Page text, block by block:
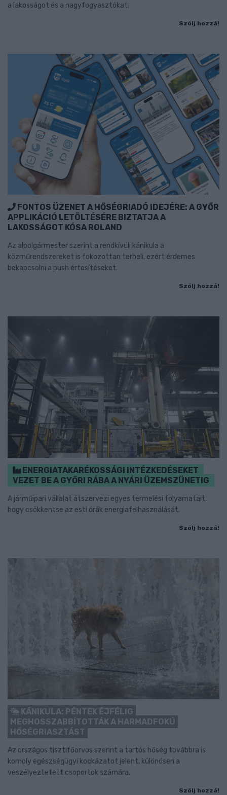
a lakosságot és a nagyfogyasztókat.
Szólj hozzá!
FONTOS ÜZENET A HŐSÉGRIADÓ IDEJÉRE: A GYŐR
APPLIKÁCIÓ LETÖLTÉSÉRE BIZTATJA A
LAKOSSÁGOT KÓSA ROLAND
Az alpolgármester szerint a rendkívüli kánikula a
közműrendszereket is fokozottan terheli, ezért érdemes
bekapcsolni a push értesítéseket.
Szólj hozzá!
ENERGIATAKARÉKOSSÁGI INTÉZKEDÉSEKET
VEZET BE A GYŐRI RÁBA A NYÁRI ÜZEMSZÜNETIG
A járműipari vállalat átszervezi egyes termelési folyamatait,
hogy csökkentse az esti órák energiafelhasználását.
Szólj hozzá!
KÁNIKULA: PÉNTEK ÉJFÉLIG
MEGHOSSZABBÍTOTTÁK A HARMADFOKÚ
HŐSÉGRIASZTÁST
Az országos tisztifőorvos szerint a tartós hőség továbbra is
komoly egészségügyi kockázatot jelent, különösen a
veszélyeztetett csoportok számára.
Szólj hozzá!